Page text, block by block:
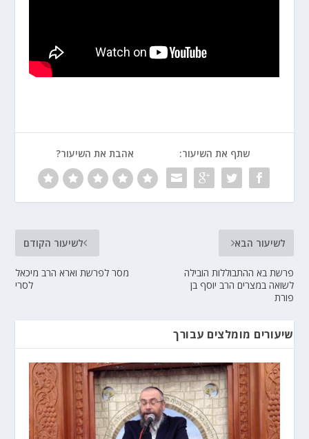
שתף את השיעור: אהבת את השיעור?
לשיעור הקודם
מסר לפרשת וארא הרב מיכאל
לסרי
לשיעור הבא
פרשת בא ההתבוללות הובילה
לשואה במצרים הרב יוסף בן
פורת
שיעורים מומלצים עבורך